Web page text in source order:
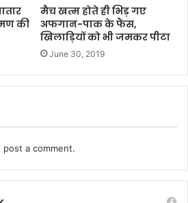
की
मैच खत्म होते ही भिड़ गए
अफगान-पाक के फैंस,
खिलाड़ियों को भी जमकर पीटा
June 30, 2019
post a comment.